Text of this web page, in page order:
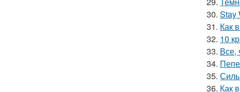
30. Stay
31. Как
32. 10
33. Все,
34.
35.
36. Как